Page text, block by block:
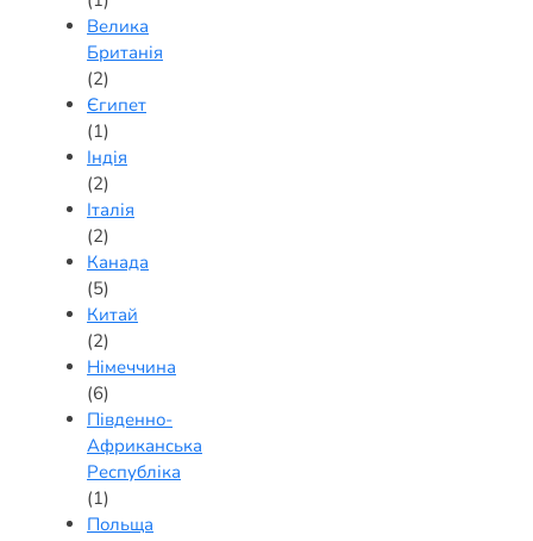
Велика
Британія
(2)
Єгипет
(1)
Індія
(2)
Італія
(2)
Канада
(5)
Китай
(2)
Німеччина
(6)
Південно-
Африканська
Республіка
(1)
Польща